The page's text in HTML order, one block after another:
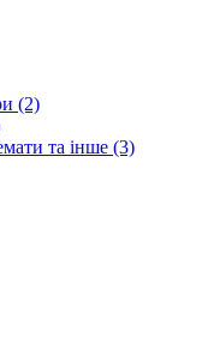
(2)
та інше (3)